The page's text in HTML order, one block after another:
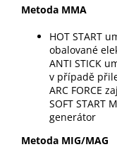
Metoda MMA
HOT START
obalované
ANTI STICK
v případě
ARC FORCE
SOFT START
generátor
Metoda MIG/MAG